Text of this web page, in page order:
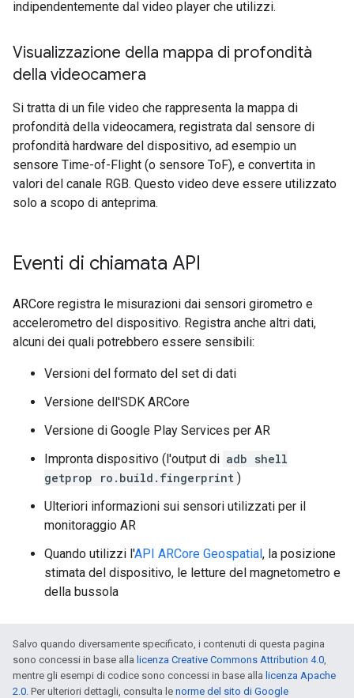
indipendentemente dal video player che utilizzi.
Visualizzazione della mappa di profondità
della videocamera
Si tratta di un file video che rappresenta la mappa di
profondità della videocamera, registrata dal sensore di
profondità hardware del dispositivo, ad esempio un
sensore Time-of-Flight (o sensore ToF), e convertita in
valori del canale RGB. Questo video deve essere utilizzato
solo a scopo di anteprima.
Eventi di chiamata API
ARCore registra le misurazioni dai sensori girometro e
accelerometro del dispositivo. Registra anche altri dati,
alcuni dei quali potrebbero essere sensibili:
Versioni del formato del set di dati
Versione dell'SDK ARCore
Versione di Google Play Services per AR
Impronta dispositivo (l'output di adb shell
getprop ro.build.fingerprint )
Ulteriori informazioni sui sensori utilizzati per il
monitoraggio AR
Quando utilizzi l'API ARCore Geospatial, la posizione
stimata del dispositivo, le letture del magnetometro e
della bussola
Salvo quando diversamente specificato, i contenuti di questa pagina
sono concessi in base alla licenza Creative Commons Attribution 4.0
mentre gli esempi di codice sono concessi in base alla licenza Apache
2.0 . Per ulteriori dettagli, consulta le norme del sito di Google